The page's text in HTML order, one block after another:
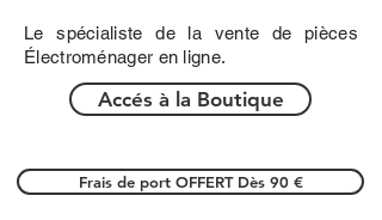
Le spécialiste de la vente de pièces
Électroménager en ligne.
Accés à la Boutique
Frais de port OFFERT Dès 90 €